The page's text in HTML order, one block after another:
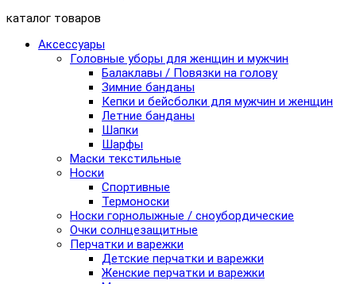
каталог товаров
Аксессуары
Головные уборы для женщин и мужчин
Балаклавы / Повязки на голову
Зимние банданы
Кепки и бейсболки для мужчин и женщин
Летние банданы
Шапки
Шарфы
Маски текстильные
Носки
Спортивные
Термоноски
Носки горнолыжные / сноубордические
Очки солнцезащитные
Перчатки и варежки
Детские перчатки и варежки
Женские перчатки и варежки